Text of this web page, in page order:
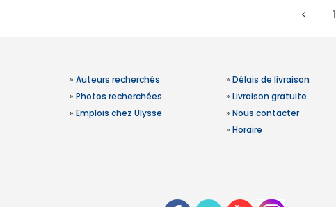
1
» Auteurs recherchés
» Photos recherchées
» Emplois chez Ulysse
» Délais de livraison
» Livraison gratuite
» Nous contacter
» Horaire